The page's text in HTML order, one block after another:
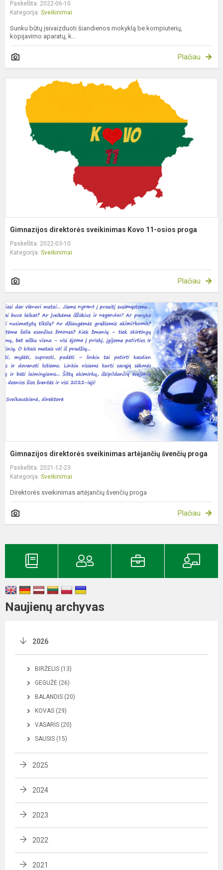
Paskelbta: 2022-06-10
Kategorija: Sveikinimai
Sunku būtų įsivaizduoti šiandienos mokyklą be kompiuterių,
kopijavimo aparatų, k...
Plačiau
Gimnazijos direktorės sveikinimas Kovo 11-osios proga
Paskelbta: 2022-03-10
Kategorija: Sveikinimai
Plačiau
Gimnazijos direktorės sveikinimas artėjančių švenčių proga
Paskelbta: 2021-12-23
Kategorija: Sveikinimai
Direktorės sveikinimas artėjančių švenčių proga
Plačiau
Naujienų archyvas
2026
BIRŽELIS (13)
GEGUŽĖ (26)
BALANDIS (20)
KOVAS (29)
VASARIS (20)
SAUSIS (15)
2025
2024
2023
2022
2021